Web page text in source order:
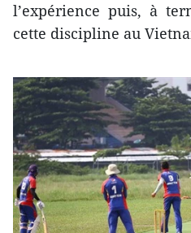
l’expérience puis, à
cette discipline au